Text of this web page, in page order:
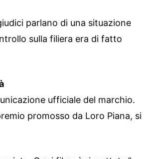
parlano di una situazione
sulla filiera era di fatto
ufficiale del marchio.
promosso da Loro Piana, si